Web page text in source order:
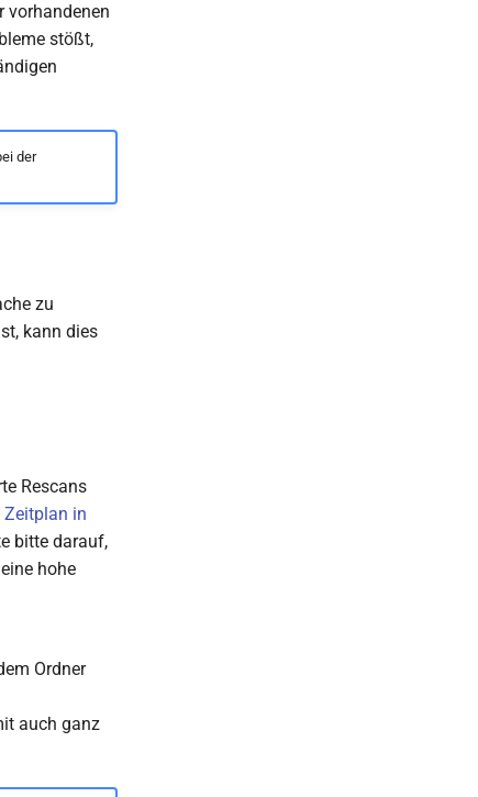
vorhandenen
stößt,
der
zu
kann dies
Rescans
Zeitplan in
bitte darauf,
hohe
Ordner
auch ganz